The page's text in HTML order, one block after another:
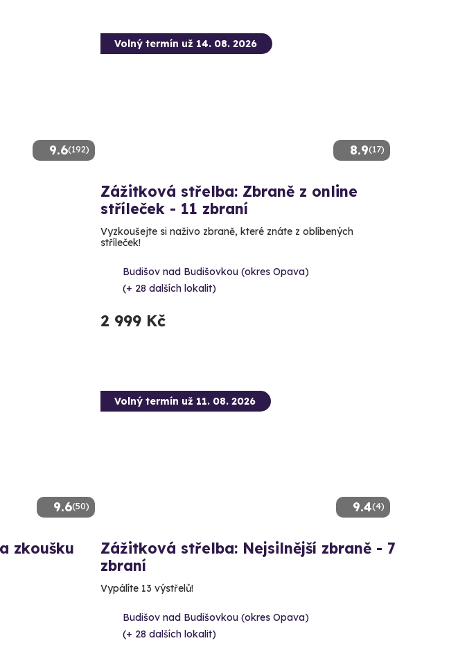
9.6(192) 8.9(17)
Volný termín už 14. 08. 2026
Zážitková střelba: Zbraně z online
stříleček - 11 zbraní
Vyzkoušejte si naživo zbraně, které znáte z oblíbených
stříleček!
Budišov nad Budišovkou (okres Opava)
(+ 28 dalších lokalit)
2 999 Kč
9.6(50)
zkoušku
9.4(4)
Volný termín už 11. 08. 2026
Zážitková střelba: Nejsilnější zbraně - 7
zbraní
Vypálíte 13 výstřelů!
Budišov nad Budišovkou (okres Opava)
(+ 28 dalších lokalit)